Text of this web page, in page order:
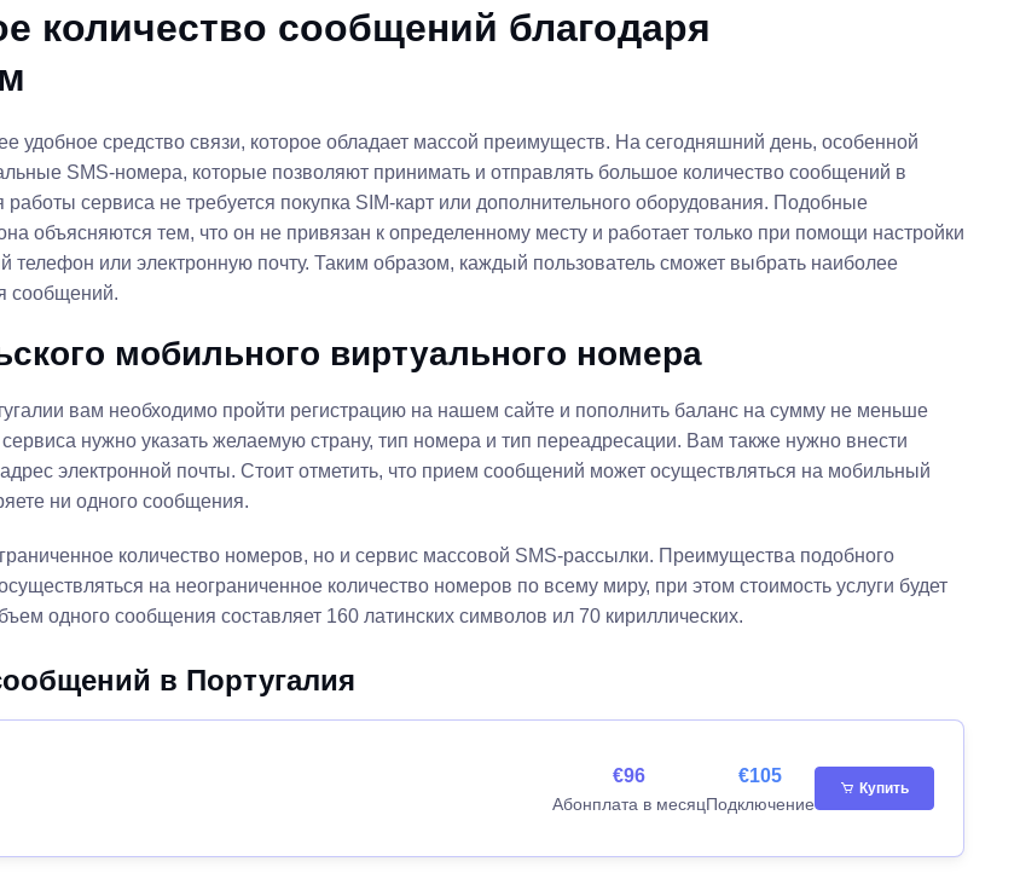
количество сообщений благодаря
удобное средство связи, которое обладает массой преимуществ. На сегодняшний день, особенной
SMS-номера, которые позволяют принимать и отправлять большое количество сообщений в
сервиса не требуется покупка SIM-карт или дополнительного оборудования. Подобные
объясняются тем, что он не привязан к определенному месту и работает только при помощи настройки
телефон или электронную почту. Таким образом, каждый пользователь сможет выбрать наиболее
сообщений.
мобильного виртуального номера
вам необходимо пройти регистрацию на нашем сайте и пополнить баланс на сумму не меньше
нужно указать желаемую страну, тип номера и тип переадресации. Вам также нужно внести
электронной почты. Стоит отметить, что прием сообщений может осуществляться на мобильный
ни одного сообщения.
количество номеров, но и сервис массовой SMS-рассылки. Преимущества подобного
на неограниченное количество номеров по всему миру, при этом стоимость услуги будет
одного сообщения составляет 160 латинских символов ил 70 кириллических.
в Португалия
€96
Абонплата в месяц
€105
Подключение
Купить